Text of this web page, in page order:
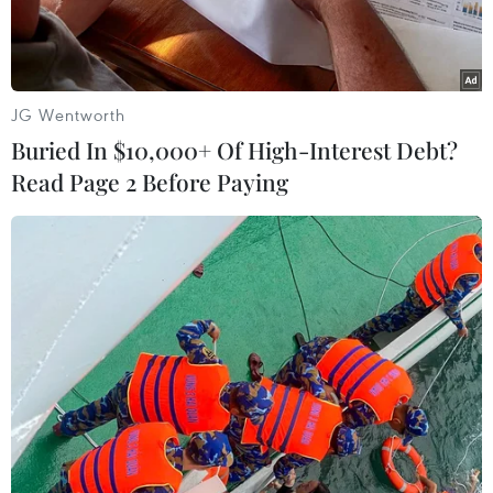
Khách du lịch thăm quan lòng hồ Hòa Bình. (Ảnh: Trọng
Đạt/TTXVN)
Đầu năm 2025, tại nhiều địa phương tỉnh Hòa
Bình đã tổ chức các hoạt động văn hóa, du lịch
hấp dẫn thu hút du khách trong và ngoài tỉnh
JG Wentworth
Buried In $10,000+ Of High-Interest Debt?
Read Page 2 Before Paying